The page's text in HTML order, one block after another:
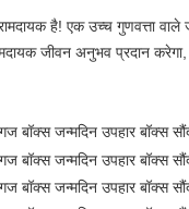
है! एक उच्च गुणवत्ता
जीवन अनुभव प्रदान